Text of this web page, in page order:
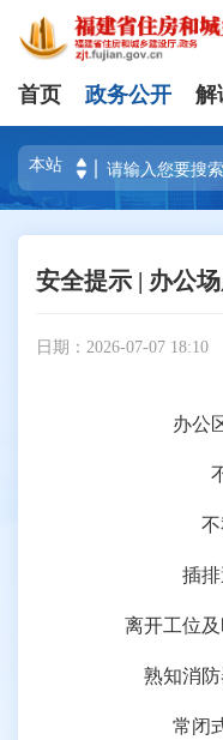
首页 政务公开 解
安全提示 | 办公
日期：2026-07-07 18:10
办公
插
离开工位
熟知消
常闭